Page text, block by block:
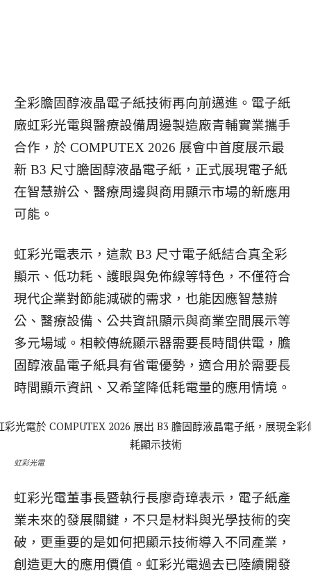
全彩膽固醇液晶電子紙技術再向前邁進。電子紙
廠虹彩光電與醫療設備周邊製造廠青輔實業攜手
合作，於 COMPUTEX 2026 展會中首度展示最
新 B3 尺寸膽固醇液晶電子紙，正式展現電子紙
在智慧辦公、醫療周邊與商用顯示市場的新應用
可能。
虹彩光電表示，這款 B3 尺寸電子紙結合真全彩
顯示、低功耗、護眼與免佈線等特色，不僅符合
現代企業對節能減碳的需求，也能因應智慧辦
公、醫療設備、公共資訊顯示與商業空間展示等
多元場域。相較傳統顯示器需要長時間供電，膽
固醇液晶電子紙具有省電優勢，適合用於需要長
時間顯示資訊、又希望降低耗電量的應用情境。
虹彩光電
虹彩光電董事長暨執行長廖奇璋表示，電子紙產
業未來的發展關鍵，不只是材料與光學技術的突
破，更重要的是如何把顯示技術導入不同產業，
創造更大的應用價值。虹彩光電過去已陸續開發